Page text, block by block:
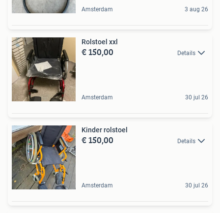
Amsterdam 3 aug 26
Rolstoel xxl
€ 150,00 Details
Amsterdam 30 jul 26
Kinder rolstoel
€ 150,00 Details
Amsterdam 30 jul 26